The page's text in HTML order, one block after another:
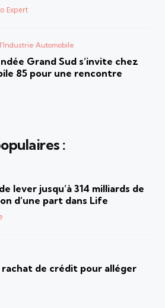
Expert
Automobile
Grand Sud s’invite chez
85 pour une rencontre
:
lever jusqu’à 314 milliards de
d’une part dans Life
de crédit pour alléger